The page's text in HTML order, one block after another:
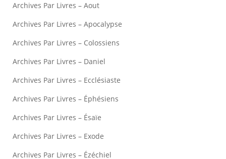
Archives Par Livres – Aout
Archives Par Livres – Apocalypse
Archives Par Livres – Colossiens
Archives Par Livres – Daniel
Archives Par Livres – Ecclésiaste
Archives Par Livres – Éphésiens
Archives Par Livres – Ésaïe
Archives Par Livres – Exode
Archives Par Livres – Ézéchiel